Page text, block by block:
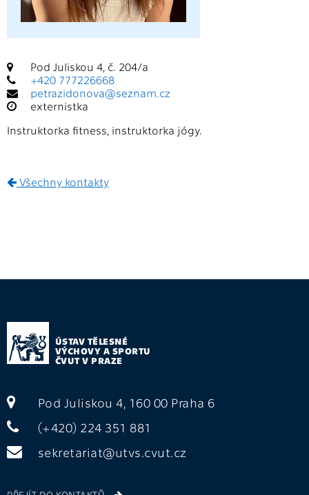
Pod Juliskou 4, č. 204/a
+420 777226668
petrazidonova@seznam.cz
externistka
Instruktorka fitness, instruktorka jógy.
Všechny kontakty
ÚSTAV TĚLESNÉ
VÝCHOVY A SPORTU
ČVUT V PRAZE
Pod Juliskou 4, 160 00 Praha 6
(+420) 224 351 881
sekretariat@utvs.cvut.cz